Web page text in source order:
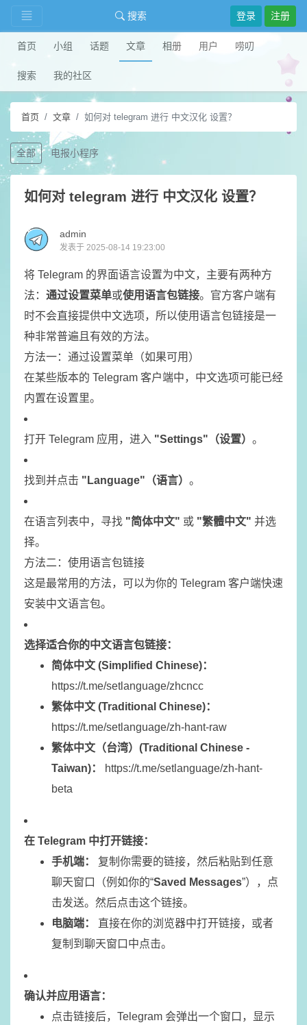
搜索 登录 注册
首页 小组 话题 文章 相册 用户 唠叨
搜索 我的社区
首页 文章 如何对 telegram 进行 中文汉化 设置？
全部 电报小程序
如何对 telegram 进行 中文汉化 设置？
admin
发表于 2025-08-14 19:23:00
将 Telegram 的界面语言设置为中文，主要有两种方
法： 通过设置菜单或使用语言包链接。官方客户端有
时不会直接提供中文选项，所以使用语言包链接是一
种非常普遍且有效的方法。
方法一：通过设置菜单（如果可用）
在某些版本的 Telegram 客户端中，中文选项可能已经
内置在设置里。
打开 Telegram 应用，进入 "Settings"（设置） 。
找到并点击 "Language"（语言） 。
在语言列表中，寻找 "简体中文" 或 "繁體中文" 并选
择。
方法二：使用语言包链接
这是最常用的方法，可以为你的 Telegram 客户端快速
安装中文语言包。
选择适合你的中文语言包链接：
简体中文 (Simplified Chinese)：
https://t.me/setlanguage/zhcncc
繁体中文 (Traditional Chinese)：
https://t.me/setlanguage/zh-hant-raw
繁体中文（台湾）(Traditional Chinese -
Taiwan)：
https://t.me/setlanguage/zh-hant-
beta
在 Telegram 中打开链接：
手机端：
复制你需要的链接，然后粘贴到任意
聊天窗口（例如你的“Saved Messages”），点
击发送。然后点击这个链接。
电脑端：
直接在你的浏览器中打开链接，或者
复制到聊天窗口中点击。
确认并应用语言：
点击链接后，Telegram 会弹出一个窗口，显示